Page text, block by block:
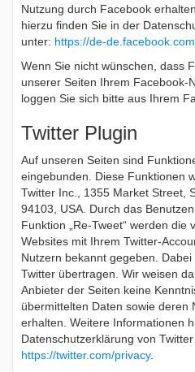
Nutzung durch Facebook
hierzu finden Sie in der
unter: https://de-
Wenn Sie nicht wünschen, dass
unserer Seiten Ihrem Facebook-
loggen Sie sich bitte aus Ihrem
Twitter Plugin
Auf unseren Seiten sind
eingebunden. Diese Funktionen
Twitter Inc., 1355 Market Street,
94103, USA. Durch das
Funktion „Re-Tweet“ werden die
Websites mit Ihrem Twitter-
Nutzern bekannt gegeben.
Twitter übertragen. Wir weisen
Anbieter der Seiten keine
übermittelten Daten sowie deren
erhalten. Weitere Informationen
Datenschutzerklärung von
https://twitter.com/privacy.